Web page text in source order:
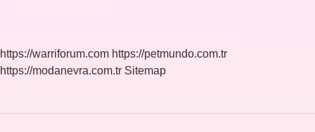
https://warriforum.com https://petmundo.com.tr
https://modanevra.com.tr Sitemap